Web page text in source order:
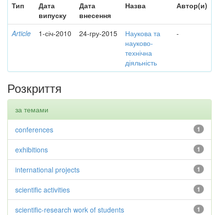
Тип
Дата
випуску
Дата
внесення
Назва Автор(и)
Article 1-січ-2010 24-гру-2015
Наукова та
науково-
технічна
діяльність
-
Розкриття
за темами
1
conferences
1
exhibitions
1
international projects
1
scientific activities
1
scientific-research work of students